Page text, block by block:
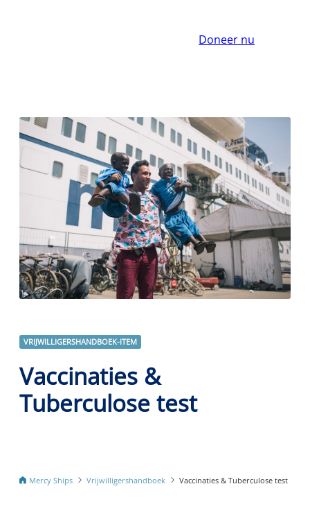
Doneer nu
VRIJWILLIGERSHANDBOEK-ITEM
Vaccinaties &
Tuberculose test
Mercy Ships Vrijwilligershandboek Vaccinaties & Tuberculose test